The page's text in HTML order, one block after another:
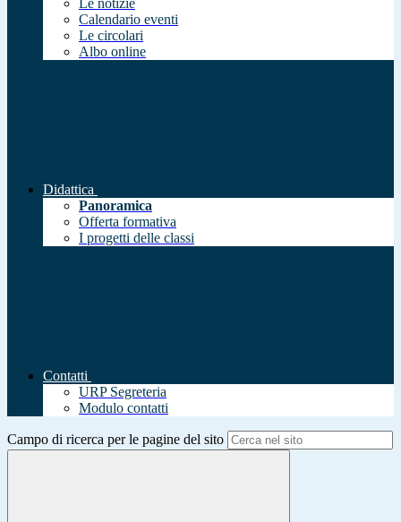
Le notizie
Calendario eventi
Le circolari
Albo online
Didattica
Panoramica
Offerta formativa
I progetti delle classi
Contatti
URP Segreteria
Modulo contatti
Campo di ricerca per le pagine del sito